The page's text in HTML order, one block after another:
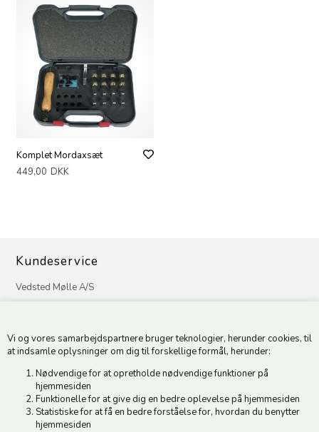
Vi og vores samarbejdspartnere bruger teknologier, herunder cookies, til
at indsamle oplysninger om dig til forskellige formål, herunder:
Nødvendige for at opretholde nødvendige funktioner på
hjemmesiden
Funktionelle for at give dig en bedre oplevelse på hjemmesiden
Statistiske for at få en bedre forståelse for, hvordan du benytter
hjemmesiden
Komplet Mordaxsæt
449,00 DKK
Kundeservice
Vedsted Mølle A/S
CVR 49879415 Mailvedstedmoelle@post.tele.dk
Åbningstider: Man-Fre 9.00-17.00 | Middagslukket 12.00-12.30 |
Lørdag 9.00-12.00